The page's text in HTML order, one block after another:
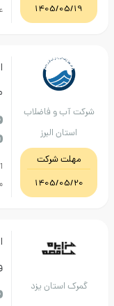
1405/
عهد...
و فاضلاب
شرکت
1405/
استعلام
مشخصات
قیمت دهی
اطلاع
شود02632117315
البرز /
برق و
1-جهت قیمت
مراجعه...
یزد
وات به
شرایطيزد / یزد